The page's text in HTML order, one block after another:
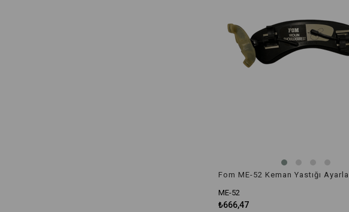
ME-52
₺666,47